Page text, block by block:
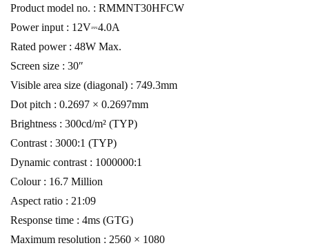
Product model no. : RMMNT30HFCW
Power input : 12V⎓4.0A
Rated power : 48W Max.
Screen size : 30″
Visible area size (diagonal) : 749.3mm
Dot pitch : 0.2697 × 0.2697mm
Brightness : 300cd/m² (TYP)
Contrast : 3000:1 (TYP)
Dynamic contrast : 1000000:1
Colour : 16.7 Million
Aspect ratio : 21:09
Response time : 4ms (GTG)
Maximum resolution : 2560 × 1080